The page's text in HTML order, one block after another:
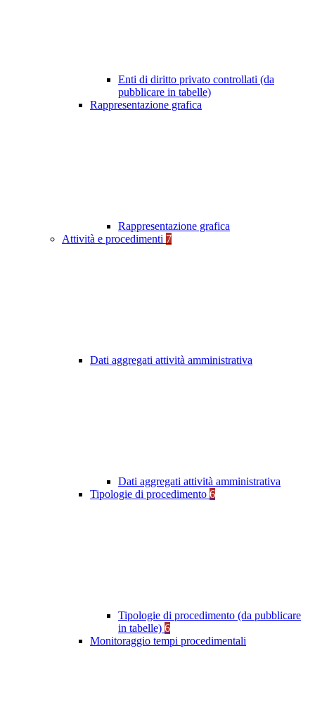
Enti di diritto privato controllati (da
pubblicare in tabelle)
Rappresentazione grafica
Rappresentazione grafica
Attività e procedimenti 7
Dati aggregati attività amministrativa
Dati aggregati attività amministrativa
Tipologie di procedimento 6
Tipologie di procedimento (da pubblicare
in tabelle) 6
Monitoraggio tempi procedimentali